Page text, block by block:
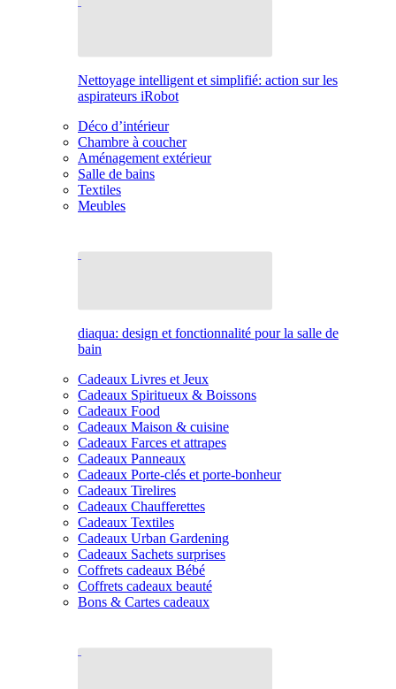
Nettoyage intelligent et simplifié: action sur les
aspirateurs iRobot
Déco d’intérieur
Chambre à coucher
Aménagement extérieur
Salle de bains
Textiles
Meubles
diaqua: design et fonctionnalité pour la salle de
bain
Cadeaux Livres et Jeux
Cadeaux Spiritueux & Boissons
Cadeaux Food
Cadeaux Maison & cuisine
Cadeaux Farces et attrapes
Cadeaux Panneaux
Cadeaux Porte-clés et porte-bonheur
Cadeaux Tirelires
Cadeaux Chaufferettes
Cadeaux Textiles
Cadeaux Urban Gardening
Cadeaux Sachets surprises
Coffrets cadeaux Bébé
Coffrets cadeaux beauté
Bons & Cartes cadeaux